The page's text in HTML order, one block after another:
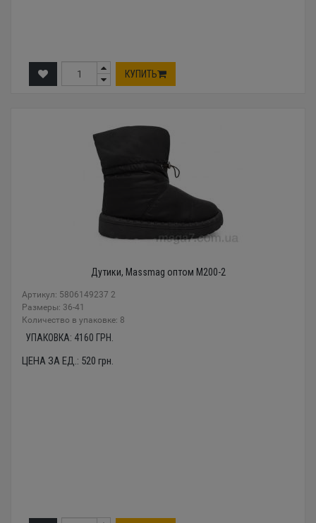
КУПИТЬ
Дутики, Massmag оптом M200-2
Артикул: 5806149237 2
Размеры: 36-41
Количество в упаковке: 8
УПАКОВКА: 4160 ГРН.
ЦЕНА ЗА ЕД.: 520 грн.